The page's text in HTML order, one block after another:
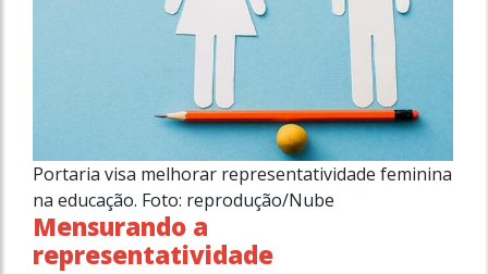
Portaria visa melhorar representatividade feminina
na educação. Foto: reprodução/Nube
Mensurando a
representatividade